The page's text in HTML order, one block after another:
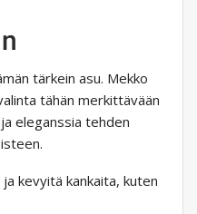
tärkein asu. Mekko
tähän merkittävään
eleganssia tehden
kevyitä kankaita, kuten